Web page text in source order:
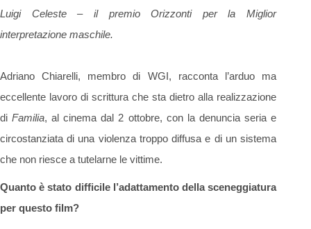
Luigi Celeste – il premio Orizzonti per la Miglior
interpretazione maschile.
Adriano Chiarelli, membro di WGI, racconta l’arduo ma
eccellente lavoro di scrittura che sta dietro alla realizzazione
diFamilia, al cinema dal 2 ottobre, con la denuncia seria e
circostanziata di una violenza troppo diffusa e di un sistema
che non riesce a tutelarne le vittime.
Quanto è stato difficile l’adattamento della sceneggiatura
per questo film?